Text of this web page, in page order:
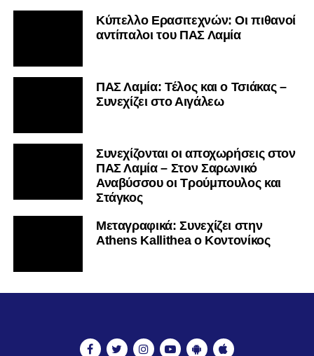
Κύπελλο Ερασιτεχνών: Οι πιθανοί
αντίπαλοι του ΠΑΣ Λαμία
ΠΑΣ Λαμία: Τέλος και ο Τσιάκας –
Συνεχίζει στο Αιγάλεω
Συνεχίζονται οι αποχωρήσεις στον
ΠΑΣ Λαμία – Στον Σαρωνικό
Αναβύσσου οι Τρούμπουλος και
Στάγκος
Mεταγραφικά: Συνεχίζει στην
Athens Kallithea ο Κοντονίκος